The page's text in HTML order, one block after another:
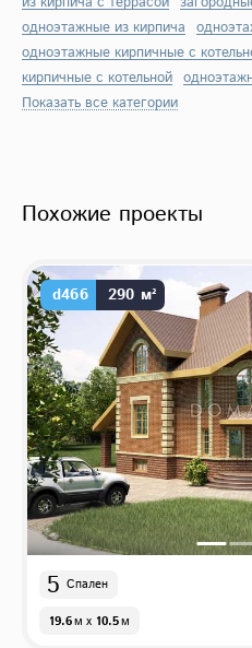
одноэтажные из кирпича
одноэтажные кирпичные с
кирпичные с котельной
Показать все категории
Похожие проекты
d466 290 м²
5 Спален
19.6м x 10.5м